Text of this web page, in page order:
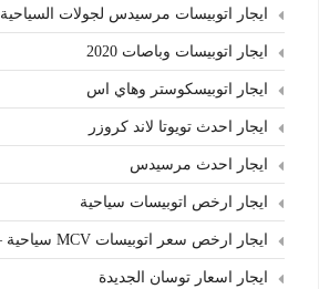
ايجار اتوبيسات مرسيدس لجولات السياحية
ايجار اتوبيسات وباصات 2020
ايجار اتوبيسكوستر وهاي اس
ايجار احدث تويوتا لاند كروزر
ايجار احدث مرسيدس
ايجار ارخص اتوبيسات سياحية
ايجار ارخص سعر اتوبيسات MCV سياحية – تورست باص
ايجار اسعار توسان الجديدة